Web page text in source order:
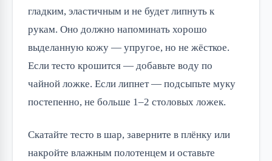
гладким, эластичным и не будет липнуть к
рукам. Оно должно напоминать хорошо
выделанную кожу — упругое, но не жёсткое.
Если тесто крошится — добавьте воду по
чайной ложке. Если липнет — подсыпьте муку
постепенно, не больше 1–2 столовых ложек.
Скатайте тесто в шар, заверните в плёнку или
накройте влажным полотенцем и оставьте